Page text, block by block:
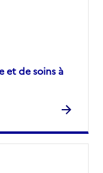
et de soins à